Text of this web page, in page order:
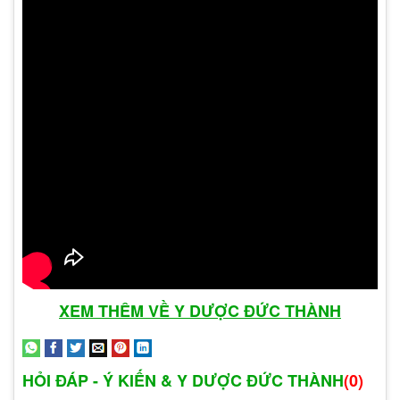
hợp protein E6, E7; các protein này gắn kết và vô
hiệu hóa chức năng của protein điều hòa tăng
trưởng tế bào pRb dẫn đến sự phân chia tế bào
liên tục một cách bất thường và hậu quả là phát
sinh ung thư.
XEM THÊM VỀ Y DƯỢC ĐỨC THÀNH
HỎI ĐÁP - Ý KIẾN & Y DƯỢC ĐỨC THÀNH(0)